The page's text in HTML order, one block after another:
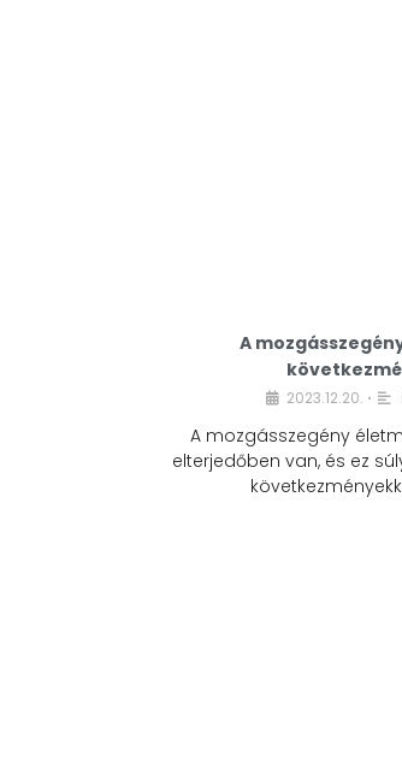
A
2023.12.20. •
A mozgásszegény
elterjedőben van, és ez